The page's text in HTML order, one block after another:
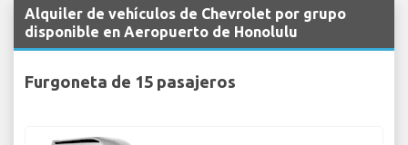
Alquiler de vehículos de Chevrolet por grupo
disponible en Aeropuerto de Honolulu
Furgoneta de 15 pasajeros